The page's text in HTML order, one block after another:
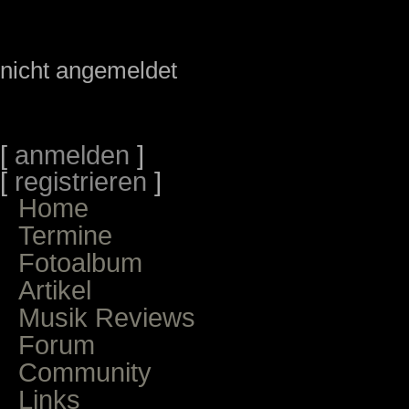
nicht angemeldet
[ anmelden ]
[ registrieren ]
Home
Termine
Fotoalbum
Artikel
Musik Reviews
Forum
Community
Links